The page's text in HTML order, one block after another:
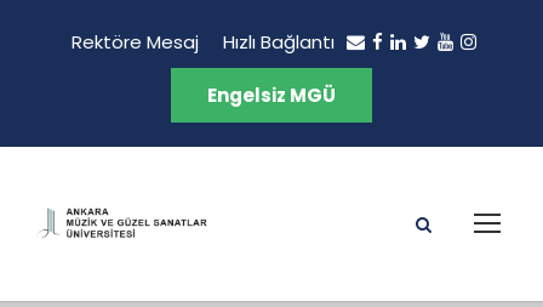
Rektöre Mesaj Hızlı Bağlantı
Engelsiz MGÜ